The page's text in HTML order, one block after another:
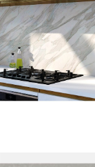
Céramique Infinity
Céramique Laminam
Céramique Dekton
Céramique Neolith